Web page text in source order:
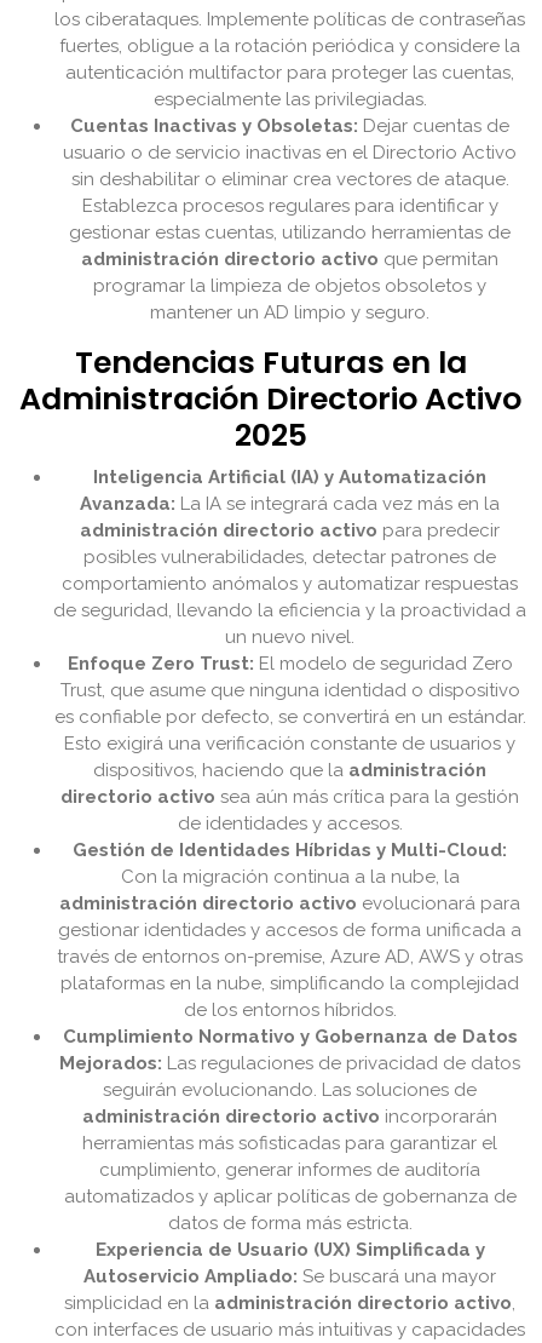
los ciberataques. Implemente políticas de contraseñas
fuertes, obligue a la rotación periódica y considere la
autenticación multifactor para proteger las cuentas,
especialmente las privilegiadas.
Cuentas Inactivas y Obsoletas: Dejar cuentas de
usuario o de servicio inactivas en el Directorio Activo
sin deshabilitar o eliminar crea vectores de ataque.
Establezca procesos regulares para identificar y
gestionar estas cuentas, utilizando herramientas de
administración directorio activo que permitan
programar la limpieza de objetos obsoletos y
mantener un AD limpio y seguro.
Tendencias Futuras en la
Administración Directorio Activo
2025
Inteligencia Artificial (IA) y Automatización
Avanzada: La IA se integrará cada vez más en la
administración directorio activo para predecir
posibles vulnerabilidades, detectar patrones de
comportamiento anómalos y automatizar respuestas
de seguridad, llevando la eficiencia y la proactividad a
un nuevo nivel.
Enfoque Zero Trust: El modelo de seguridad Zero
Trust, que asume que ninguna identidad o dispositivo
es confiable por defecto, se convertirá en un estándar.
Esto exigirá una verificación constante de usuarios y
dispositivos, haciendo que la administración
directorio activo sea aún más crítica para la gestión
de identidades y accesos.
Gestión de Identidades Híbridas y Multi-Cloud:
Con la migración continua a la nube, la
administración directorio activo evolucionará para
gestionar identidades y accesos de forma unificada a
través de entornos on-premise, Azure AD, AWS y otras
plataformas en la nube, simplificando la complejidad
de los entornos híbridos.
Cumplimiento Normativo y Gobernanza de Datos
Mejorados: Las regulaciones de privacidad de datos
seguirán evolucionando. Las soluciones de
administración directorio activo incorporarán
herramientas más sofisticadas para garantizar el
cumplimiento, generar informes de auditoría
automatizados y aplicar políticas de gobernanza de
datos de forma más estricta.
Experiencia de Usuario (UX) Simplificada y
Autoservicio Ampliado: Se buscará una mayor
simplicidad en la administración directorio activo,
con interfaces de usuario más intuitivas y capacidades